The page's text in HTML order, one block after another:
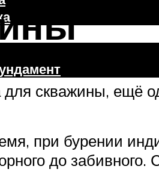
скважины, ещё
при бурении
до забивного.